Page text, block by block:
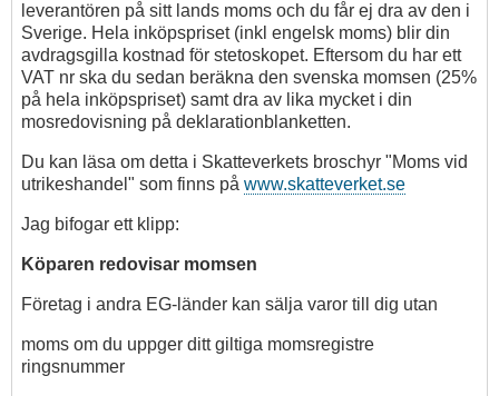
leverantören på sitt lands moms och du får ej dra av den i
Sverige. Hela inköpspriset (inkl engelsk moms) blir din
avdragsgilla kostnad för stetoskopet. Eftersom du har ett
VAT nr ska du sedan beräkna den svenska momsen (25%
på hela inköpspriset) samt dra av lika mycket i din
mosredovisning på deklarationblanketten.
Du kan läsa om detta i Skatteverkets broschyr "Moms vid
utrikeshandel" som finns på www.skatteverket.se
Jag bifogar ett klipp:
Köparen redovisar momsen
Företag i andra EG-länder kan sälja varor till dig utan
moms om du uppger ditt giltiga momsregistre
ringsnummer